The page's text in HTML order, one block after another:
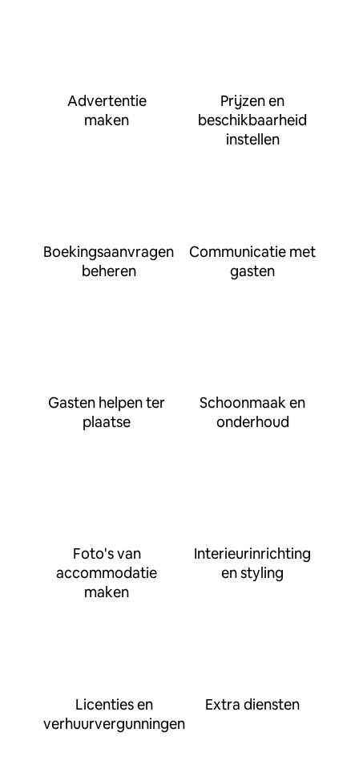
Advertentie
maken
Prijzen en
beschikbaarheid
instellen
Boekingsaanvragen
beheren
Communicatie met
gasten
Gasten helpen ter
plaatse
Schoonmaak en
onderhoud
Foto's van
accommodatie
maken
Interieurinrichting
en styling
Licenties en
verhuurvergunningen
Extra diensten